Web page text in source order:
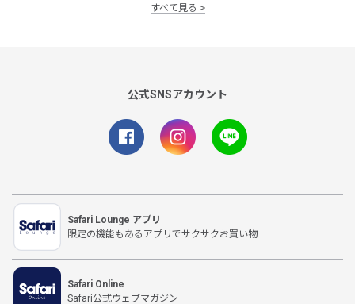
すべて見る
公式SNSアカウント
Safari Lounge アプリ
限定の機能もあるアプリでサクサクお買い物
Safari Online
Safari公式ウェブマガジン